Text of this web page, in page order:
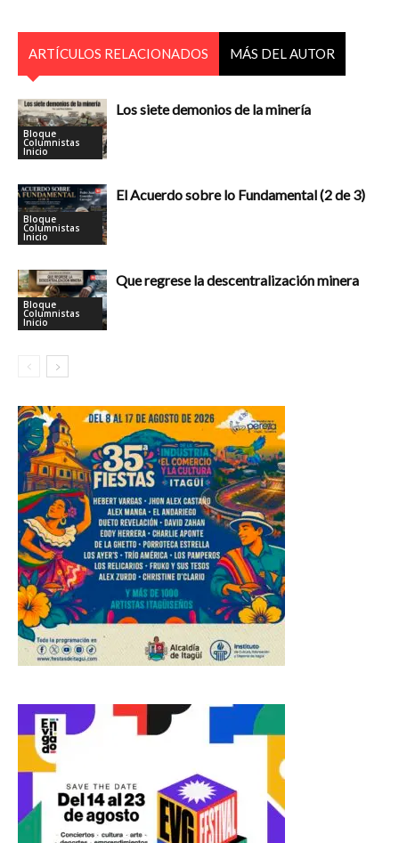
ARTÍCULOS RELACIONADOS MÁS DEL AUTOR
Bloque
Columnistas
Inicio
Los siete demonios de la minería
Bloque
Columnistas
Inicio
El Acuerdo sobre lo Fundamental (2 de 3)
Bloque
Columnistas
Inicio
Que regrese la descentralización minera